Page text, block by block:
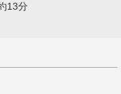
13分